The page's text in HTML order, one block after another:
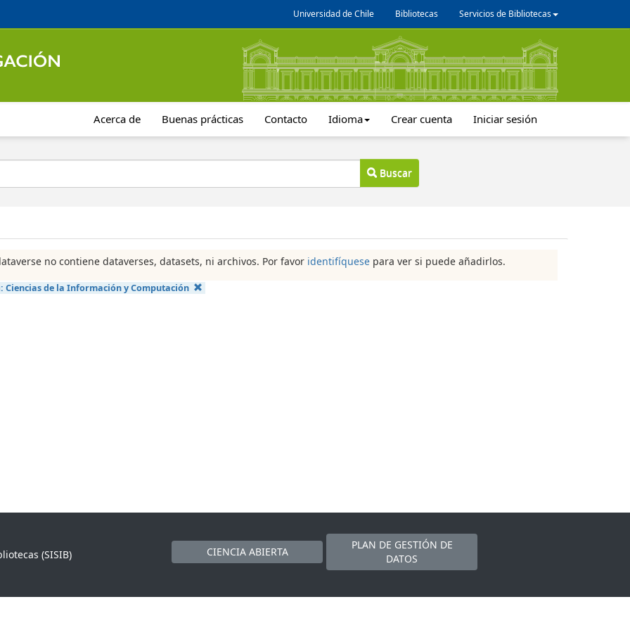
Universidad de Chile Bibliotecas Servicios de Bibliotecas
Acerca de Buenas prácticas Contacto Idioma Crear cuenta Iniciar sesión
Buscar
no contiene dataverses, datasets, ni archivos. Por favor identifíquese para ver si puede añadirlos.
Ciencias de la Información y Computación
(SISIB)
CIENCIA ABIERTA
PLAN DE GESTIÓN DE
DATOS